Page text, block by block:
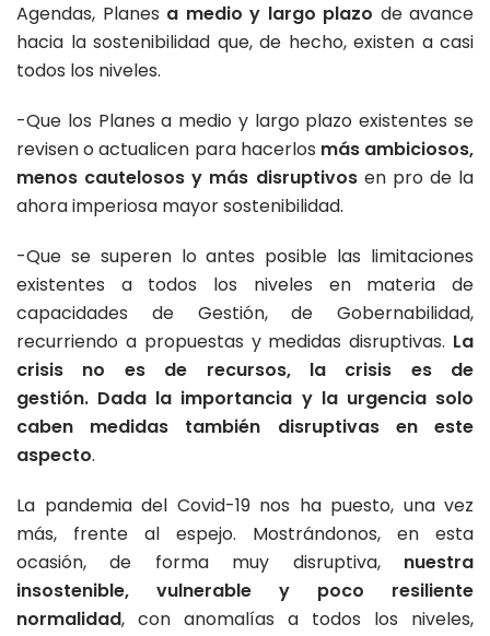
Agendas, Planes a medio y largo plazo de avance
hacia la sostenibilidad que, de hecho, existen a casi
todos los niveles.
-Que los Planes a medio y largo plazo existentes se
revisen o actualicen para hacerlos más ambiciosos,
menos cautelosos y más disruptivosen pro de la
ahora imperiosa mayor sostenibilidad.
-Que se superen lo antes posible las limitaciones
existentes a todos los niveles en materia de
capacidades de Gestión, de Gobernabilidad,
recurriendo a propuestas y medidas disruptivas. La
crisis no es de recursos, la crisis es de
gestión. Dada la importancia y la urgencia solo
caben medidas también disruptivas en este
aspecto.
La pandemia del Covid-19 nos ha puesto, una vez
más, frente al espejo. Mostrándonos, en esta
ocasión, de forma muy disruptiva, nuestra
insostenible, vulnerable y poco resiliente
normalidad, con anomalías a todos los niveles,